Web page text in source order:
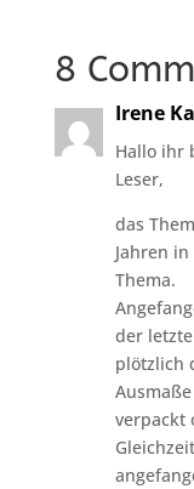
8
Irene
Hallo ihr
Leser,
das
Jahren
Thema.
der
plötzlich
verpackt